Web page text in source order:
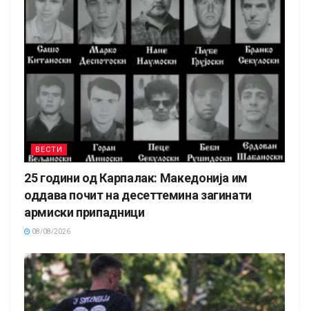
ВЕСТИ
25 години од Карпалак: Македонија им
оддава почит на десеттемина загинати
армиски припадници
08/08/2026